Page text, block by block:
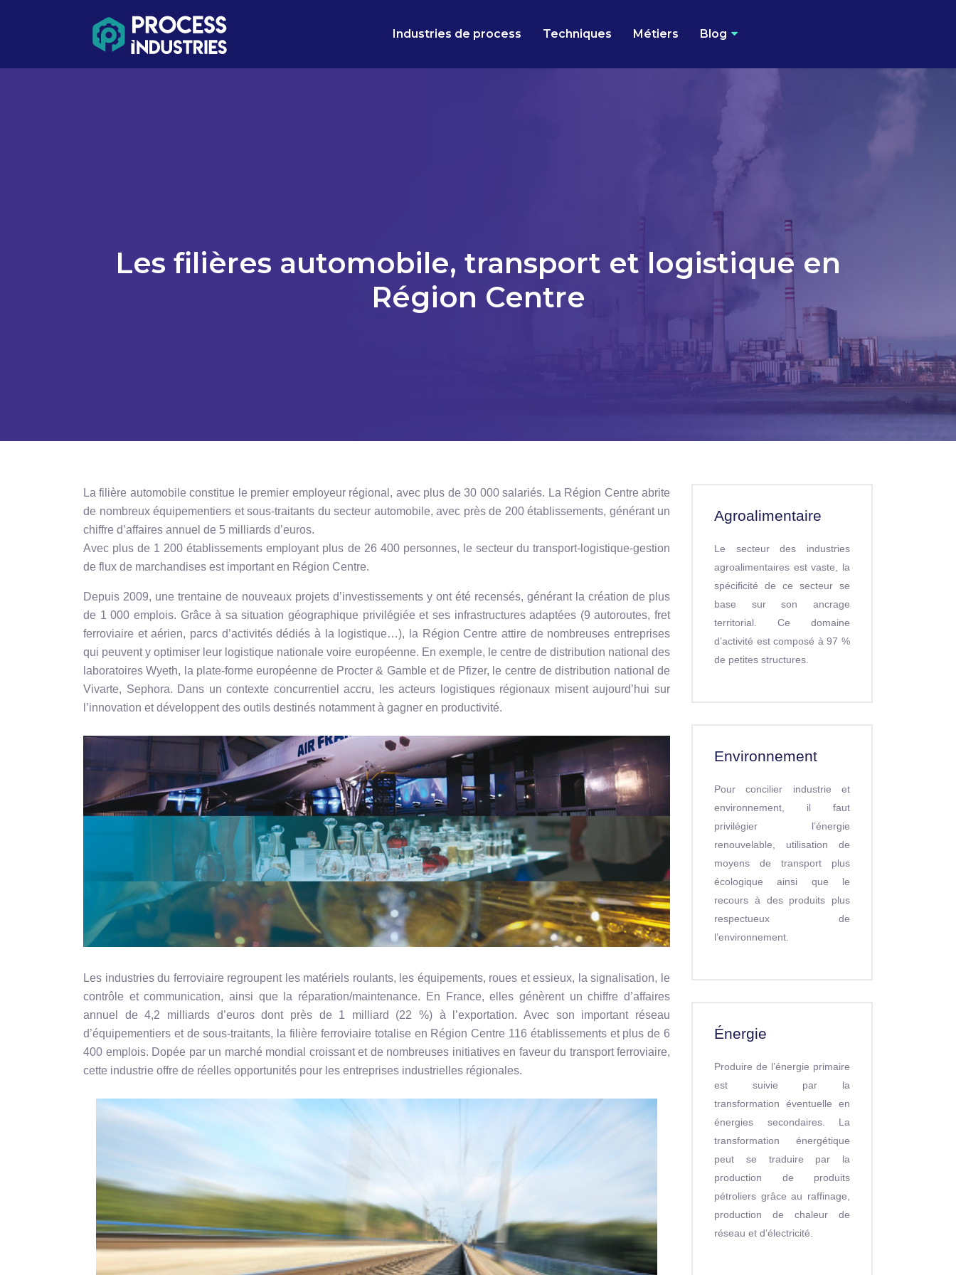
Industries de process Techniques Métiers Blog
Les filières automobile, transport et logistique en
Région Centre
La filière automobile constitue le premier employeur régional, avec plus de 30 000 salariés. La Région Centre abrite
de nombreux équipementiers et sous-traitants du secteur automobile, avec près de 200 établissements, générant un
chiffre d’affaires annuel de 5 milliards d’euros.
Avec plus de 1 200 établissements employant plus de 26 400 personnes, le secteur du transport-logistique-gestion
de flux de marchandises est important en Région Centre.
Depuis 2009, une trentaine de nouveaux projets d’investissements y ont été recensés, générant la création de plus
de 1 000 emplois. Grâce à sa situation géographique privilégiée et ses infrastructures adaptées (9 autoroutes, fret
ferroviaire et aérien, parcs d’activités dédiés à la logistique…), la Région Centre attire de nombreuses entreprises
qui peuvent y optimiser leur logistique nationalevoire européenne. En exemple, le centre de distribution national des
laboratoires Wyeth, la plate-forme européenne de Procter & Gamble et de Pfizer, le centre de distribution national de
Vivarte, Sephora. Dans un contexte concurrentiel accru, les acteurs logistiques régionaux misent aujourd’hui sur
l’innovation et développent des outils destinés notamment à gagner en productivité.
Les industries du ferroviaire regroupent les matériels roulants, les équipements, roues et essieux, la signalisation, le
contrôle et communication, ainsi que la réparation/maintenance. En France, elles génèrent un chiffre d’affaires
annuel de 4,2 milliards d’euros dont près de 1 milliard (22 %) à l’exportation. Avec son important réseau
d’équipementiers et de sous-traitants, la filière ferroviaire totalise en Région Centre 116 établissements et plus de 6
400 emplois. Dopée par un marché mondial croissant et de nombreuses initiatives en faveur du transport ferroviaire,
cette industrie offre de réelles opportunités pour les entreprises industrielles régionales.
Agroalimentaire
Le secteur des industries
agroalimentaires est vaste, la
spécificité de ce secteur se
base sur son ancrage
territorial. Ce domaine
d’activité est composé à 97 %
de petites structures.
Environnement
Pour concilier industrie et
environnement, il faut
privilégier l’énergie
renouvelable, utilisation de
moyens de transport plus
écologique ainsi que le
recours à des produits plus
respectueux de
l’environnement.
Énergie
Produire de l’énergie primaire
est suivie par la
transformation éventuelle en
énergies secondaires. La
transformation énergétique
peut se traduire par la
production de produits
pétroliers grâce au raffinage,
production de chaleur de
réseau et d’électricité.